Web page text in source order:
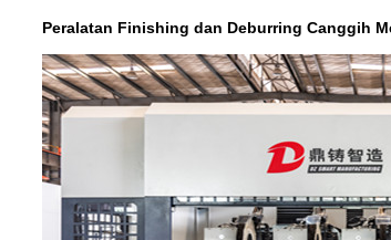
Peralatan Finishing dan Deburring Canggih